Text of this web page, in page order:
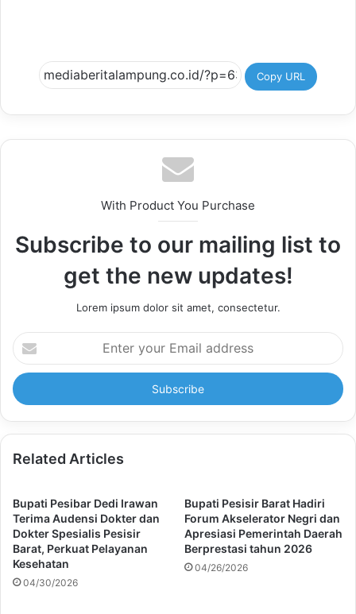
Copy URL
With Product You Purchase
Subscribe to our mailing list to
get the new updates!
Lorem ipsum dolor sit amet, consectetur.
Enter
your
Email
address
Related Articles
Bupati Pesibar Dedi Irawan
Terima Audensi Dokter dan
Dokter Spesialis Pesisir
Barat, Perkuat Pelayanan
Kesehatan
04/30/2026
Bupati Pesisir Barat Hadiri
Forum Akselerator Negri dan
Apresiasi Pemerintah Daerah
Berprestasi tahun 2026
04/26/2026